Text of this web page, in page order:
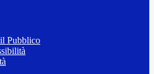
Pubblico